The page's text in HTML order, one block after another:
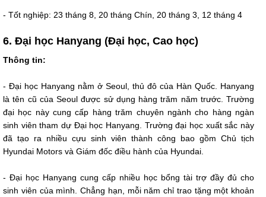
- Tốt nghiệp: 23 tháng 8, 20 tháng Chín, 20 tháng 3, 12 tháng 4
6. Đại học Hanyang (Đại học, Cao học)
Thông tin:
- Đại học Hanyang nằm ở Seoul, thủ đô của Hàn Quốc. Hanyang
là tên cũ của Seoul được sử dụng hàng trăm năm trước. Trường
đại học này cung cấp hàng trăm chuyên ngành cho hàng ngàn
sinh viên tham dự Đại học Hanyang. Trường đại học xuất sắc này
đã tạo ra nhiều cựu sinh viên thành công bao gồm Chủ tịch
Hyundai Motors và Giám đốc điều hành của Hyundai.
- Đại học Hanyang cung cấp nhiều học bổng tài trợ đầy đủ cho
sinh viên của mình. Chẳng hạn, mỗi năm chỉ trao tặng một khoản